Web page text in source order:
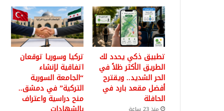
تطبيق ذكي يحدد لك
الطريق الأكثر ظلاً في
الحر الشديد.. ويقترح
أفضل مقعد بارد في
الحافلة
تركيا وسوريا توقعان
اتفاقية لإنشاء
“الجامعة السورية
التركية” في دمشق..
منح دراسية واعتراف